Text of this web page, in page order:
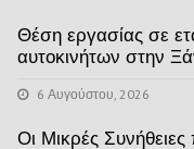
Θέση εργασίας σε
αυτοκινήτων στην
6 Αυγούστου, 2026
Οι Μικρές